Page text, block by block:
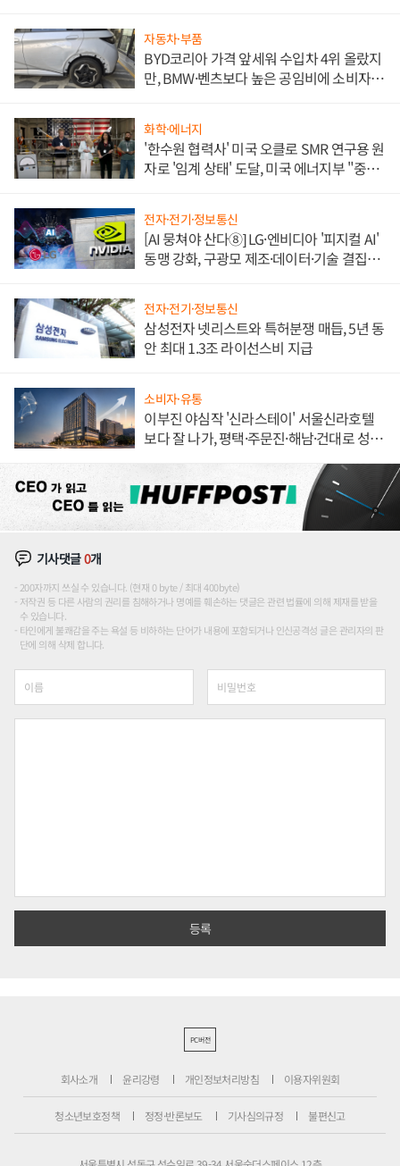
자동차·부품
BYD코리아 가격 앞세워 수입차 4위 올랐지
만, BMW·벤츠보다 높은 공임비에 소비자
화학·에너지
'한수원 협력사' 미국 오클로 SMR 연구용 원
자로 '임계 상태' 도달, 미국 에너지부 "중요
전자·전기·정보통신
[AI 뭉쳐야 산다⑧] LG·엔비디아 '피지컬 AI'
동맹 강화, 구광모 제조·데이터·기술 결집
전자·전기·정보통신
삼성전자 넷리스트와 특허분쟁 매듭, 5년 동
안 최대 1.3조 라이선스비 지급
소비자·유통
이부진 야심작 '신라스테이' 서울신라호텔
보다 잘 나가, 평택·주문진·해남·건대로 성
기사댓글0개
200자까지 쓰실 수 있습니다. (현재 0 byte / 최대 400byte)
저작권 등 다른 사람의 권리를 침해하거나 명예를 훼손하는 댓글은 관련 법률에 의해 제재를 받을
수 있습니다.
타인에게 불쾌감을 주는 욕설 등 비하하는 단어가 내용에 포함되거나 인신공격성 글은 관리자의 판
단에 의해 삭제 합니다.
PC버전
회사소개 윤리강령 개인정보처리방침 이용자위원회
청소년보호정책 정정·반론보도 기사심의규정 불편신고